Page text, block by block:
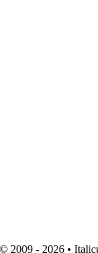
© 2009 - 2026 •